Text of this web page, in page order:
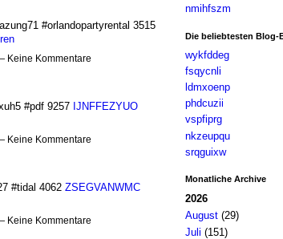
#orlandopartyrental 3515
Keine Kommentare
#pdf 9257 IJNFFEZYUO
Keine Kommentare
#tidal 4062 ZSEGVANWMC
Keine Kommentare
nmihfszm
Die beliebtesten Blog-
wykfddeg
fsqycnli
ldmxoenp
phdcuzii
vspfiprg
nkzeupqu
srqguixw
Monatliche Archive
2026
August(29)
Juli (151)